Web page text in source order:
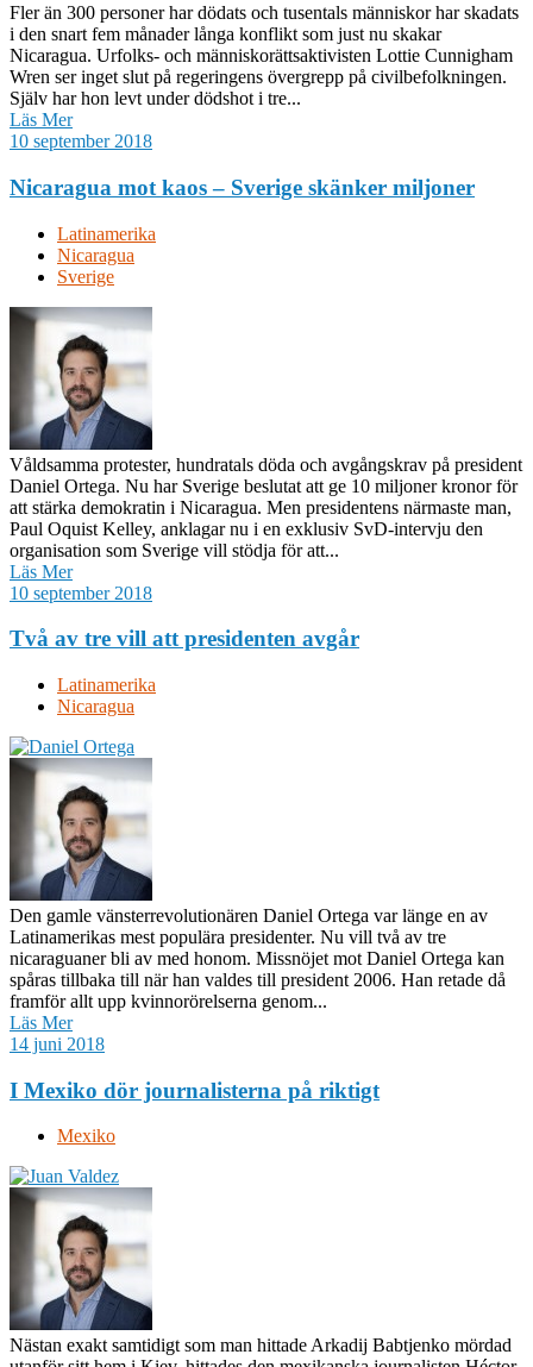
Fler än 300 personer har dödats och tusentals människor har skadats
i den snart fem månader långa konflikt som just nu skakar
Nicaragua. Urfolks- och människorättsaktivisten Lottie Cunnigham
Wren ser inget slut på regeringens övergrepp på civilbefolkningen.
Själv har hon levt under dödshot i tre...
Läs Mer
10 september 2018
Nicaragua mot kaos – Sverige skänker miljoner
Latinamerika
Nicaragua
Sverige
Våldsamma protester, hundratals döda och avgångskrav på president
Daniel Ortega. Nu har Sverige beslutat att ge 10 miljoner kronor för
att stärka demokratin i Nicaragua. Men presidentens närmaste man,
Paul Oquist Kelley, anklagar nu i en exklusiv SvD-intervju den
organisation som Sverige vill stödja för att...
Läs Mer
10 september 2018
Två av tre vill att presidenten avgår
Latinamerika
Nicaragua
Den gamle vänsterrevolutionären Daniel Ortega var länge en av
Latinamerikas mest populära presidenter. Nu vill två av tre
nicaraguaner bli av med honom. Missnöjet mot Daniel Ortega kan
spåras tillbaka till när han valdes till president 2006. Han retade då
framför allt upp kvinnorörelserna genom...
Läs Mer
14 juni 2018
I Mexiko dör journalisterna på riktigt
Mexiko
Nästan exakt samtidigt som man hittade Arkadij Babtjenko mördad